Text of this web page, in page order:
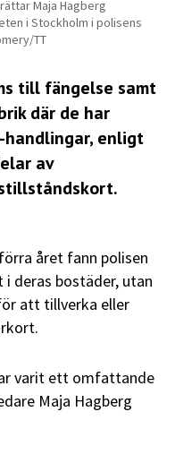
Maja Hagberg
i Stockholm i polisens
TT
till fängelse samt
där de har
enligt
av
året fann polisen
deras bostäder, utan
att tillverka eller
varit ett omfattande
Maja Hagberg